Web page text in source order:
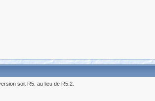
soit R5. au lieu de R5.2.